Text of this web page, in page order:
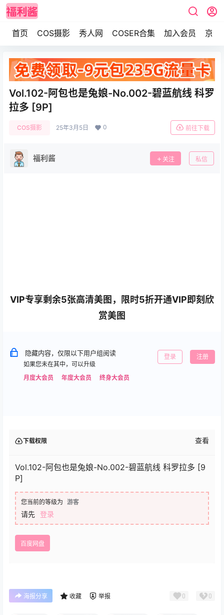
首页 COS摄影 秀人网 COSER合集 加入会员 京东
Vol.102-阿包也是兔娘-No.002-碧蓝航线 科罗
拉多 [9P]
COS摄影 25年3月5日 0 前往下载
福利酱 关注 私信
VIP专享剩余5张高清美图，限时5折开通VIP即刻欣
赏美图
隐藏内容，仅限以下用户组阅读
如果您未在其中，可以升级
月度大会员
年度大会员 终身大会员
登录 注册
下载权限 查看
Vol.102-阿包也是兔娘-No.002-碧蓝航线 科罗拉多 [9
P]
您当前的等级为 游客
请先 登录
百度网盘
海报分享 收藏 举报 0 0